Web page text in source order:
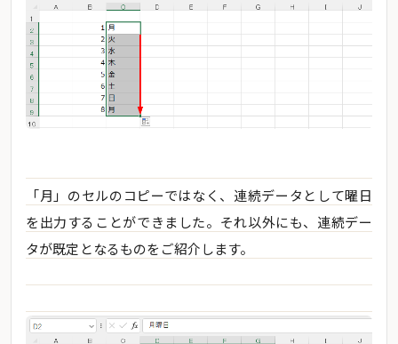
「月」のセルのコピーではなく、連続データとして曜日
を出力することができました。それ以外にも、連続デー
タが既定となるものをご紹介します。